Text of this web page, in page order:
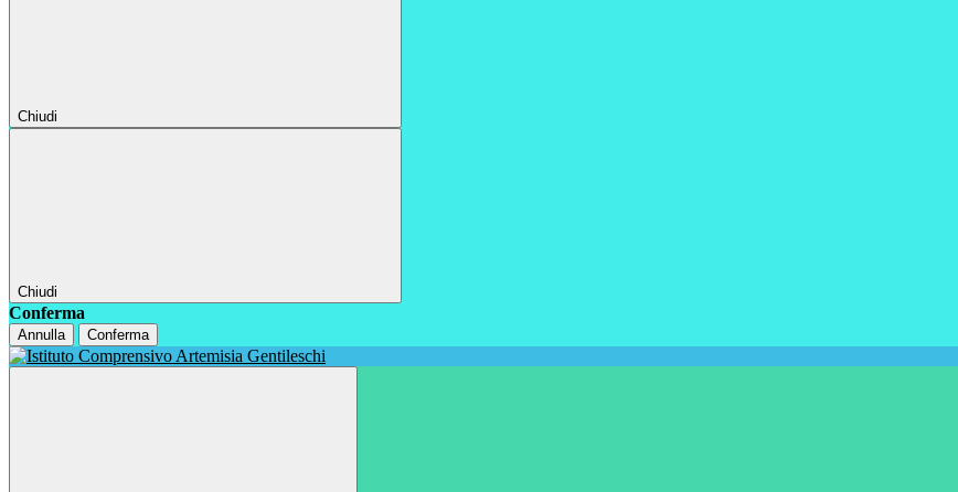
Chiudi
Chiudi
Conferma
Annulla Conferma